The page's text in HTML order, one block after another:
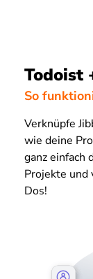
Todoist
So
Verknüpfe
wie deine
ganz einfach
Projekte und
Dos!